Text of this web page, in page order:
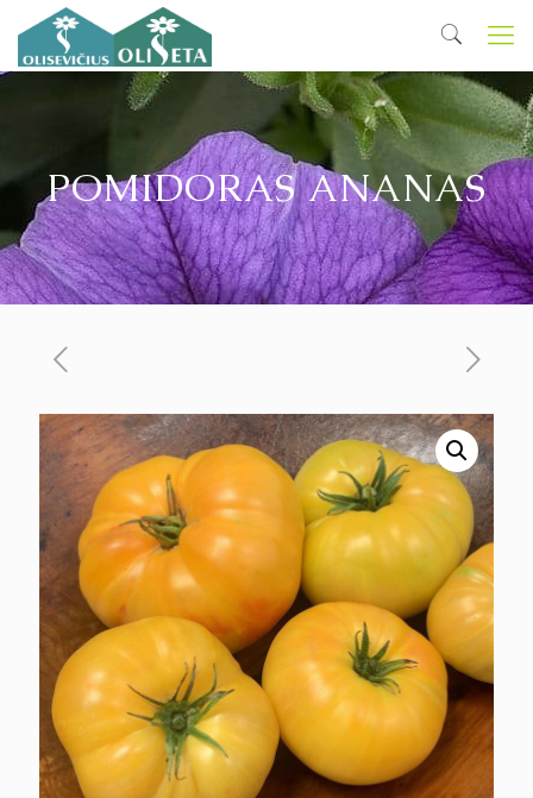
POMIDORAS ANANAS